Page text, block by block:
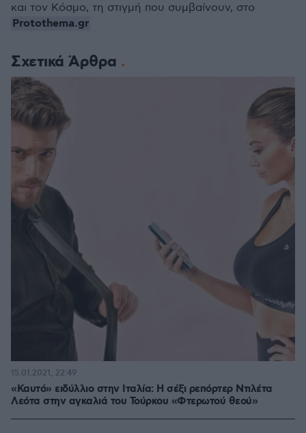
Σχετικά Άρθρα
«Καυτό» ειδύλλιο στην Ιταλία: Η σέξι ρεπόρτερ Ντιλέτα
Λεότα στην αγκαλιά του Τούρκου «Φτερωτού θεού»
15.01.2021, 22:49
και τον Κόσμο, τη στιγμή που συμβαίνουν, στο
Protothema.gr